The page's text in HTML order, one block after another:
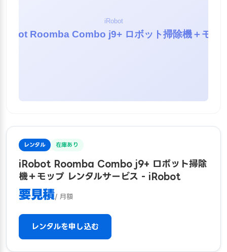
レンタル 在庫あり
iRobot Roomba Combo j9+ ロボット掃除
機＋モップ レンタルサービス - iRobot
要見積/ 月額
レンタルを申し込む